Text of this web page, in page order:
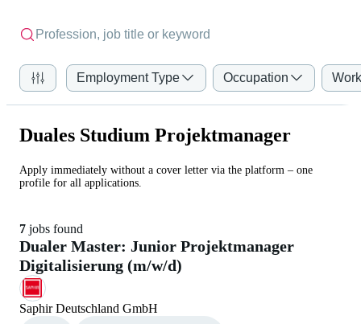
Employment Type Occupation
Duales Studium Projektmanager
Apply immediately without a cover letter via the platform – one
profile for all applications.
7 jobs found
Dualer Master: Junior Projektmanager
Digitalisierung (m/w/d)
Saphir Deutschland GmbH